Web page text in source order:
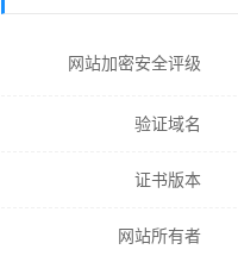
网站加密安全评级
验证域名
证书版本
网站所有者